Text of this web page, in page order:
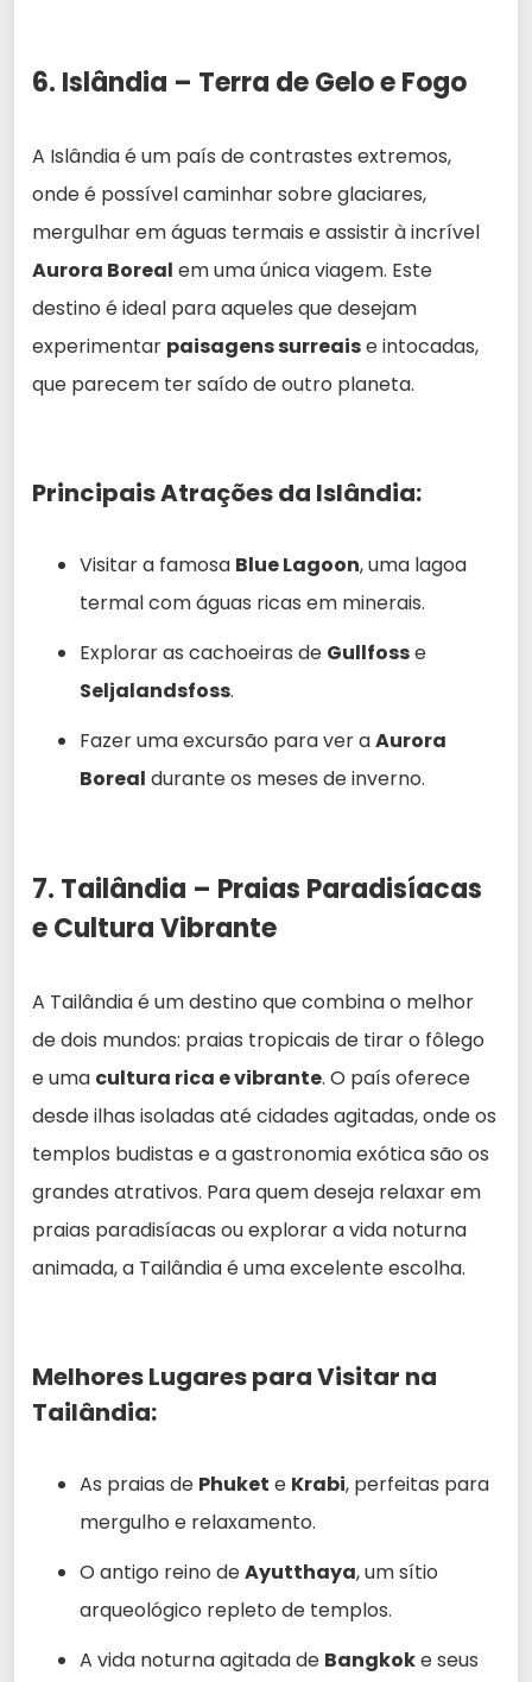
6. Islândia – Terra de Gelo e Fogo
A Islândia é um país de contrastes extremos,
onde é possível caminhar sobre glaciares,
mergulhar em águas termais e assistir à incrível
Aurora Boreal em uma única viagem. Este
destino é ideal para aqueles que desejam
experimentar paisagens surreaise intocadas,
que parecem ter saído de outro planeta.
Principais Atrações da Islândia:
Visitar a famosa Blue Lagoon, uma lagoa
termal com águas ricas em minerais.
Explorar as cachoeiras de Gullfosse
Seljalandsfoss.
Fazer uma excursão para ver aAurora
Boreal durante os meses de inverno.
7. Tailândia – Praias Paradisíacas
e Cultura Vibrante
A Tailândia é um destino que combina o melhor
de dois mundos: praias tropicais de tirar o fôlego
e uma cultura rica e vibrante. O país oferece
desde ilhas isoladas até cidades agitadas, onde os
templos budistas e a gastronomia exótica são os
grandes atrativos. Para quem deseja relaxar em
praias paradisíacas ou explorar a vida noturna
animada, a Tailândia é uma excelente escolha.
Melhores Lugares para Visitar na
Tailândia:
As praias de Phuket e Krabi, perfeitas para
mergulho e relaxamento.
O antigo reino deAyutthaya, um sítio
arqueológico repleto de templos.
A vida noturna agitada de Bangkoke seus